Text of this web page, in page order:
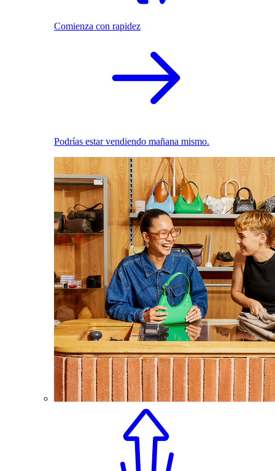
Comienza con rapidez
Podrías estar vendiendo mañana mismo.